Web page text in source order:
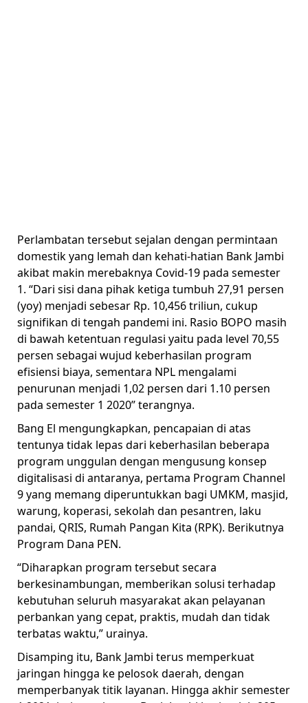
Perlambatan tersebut sejalan dengan permintaan
domestik yang lemah dan kehati-hatian Bank Jambi
akibat makin merebaknya Covid-19 pada semester
1. “Dari sisi dana pihak ketiga tumbuh 27,91 persen
(yoy) menjadi sebesar Rp. 10,456 triliun, cukup
signifikan di tengah pandemi ini. Rasio BOPO masih
di bawah ketentuan regulasi yaitu pada level 70,55
persen sebagai wujud keberhasilan program
efisiensi biaya, sementara NPL mengalami
penurunan menjadi 1,02 persen dari 1.10 persen
pada semester 1 2020” terangnya.
Bang El mengungkapkan, pencapaian di atas
tentunya tidak lepas dari keberhasilan beberapa
program unggulan dengan mengusung konsep
digitalisasi di antaranya, pertama Program Channel
9 yang memang diperuntukkan bagi UMKM, masjid,
warung, koperasi, sekolah dan pesantren, laku
pandai, QRIS, Rumah Pangan Kita (RPK). Berikutnya
Program Dana PEN.
“Diharapkan program tersebut secara
berkesinambungan, memberikan solusi terhadap
kebutuhan seluruh masyarakat akan pelayanan
perbankan yang cepat, praktis, mudah dan tidak
terbatas waktu,” urainya.
Disamping itu, Bank Jambi terus memperkuat
jaringan hingga ke pelosok daerah, dengan
memperbanyak titik layanan. Hingga akhir semester